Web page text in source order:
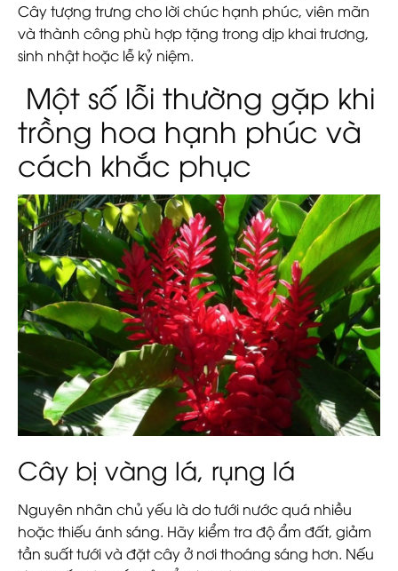
Cây tượng trưng cho lời chúc hạnh phúc, viên mãn
và thành công phù hợp tặng trong dịp khai trương,
sinh nhật hoặc lễ kỷ niệm.
Một số lỗi thường gặp khi
trồng hoa hạnh phúc và
cách khắc phục
Cây bị vàng lá, rụng lá
Nguyên nhân chủ yếu là dotưới nước quá nhiều
hoặc thiếu ánh sáng. Hãy kiểm tra độ ẩm đất, giảm
tần suất tưới và đặt cây ở nơi thoáng sáng hơn. Nếu